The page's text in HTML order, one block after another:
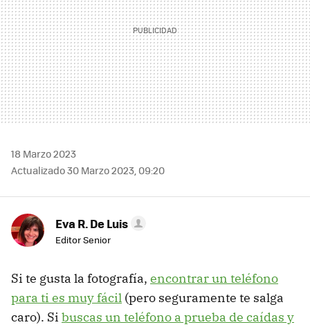
18 Marzo 2023
Actualizado 30 Marzo 2023, 09:20
Eva R. De Luis
Editor Senior
Si te gusta la fotografía, encontrar un teléfono
para ti es muy fácil (pero seguramente te salga
caro). Si buscas un teléfono a prueba de caídas y